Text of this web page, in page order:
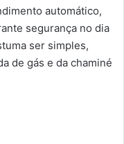
automático,
segurança no dia
ser simples,
de gás e da chaminé